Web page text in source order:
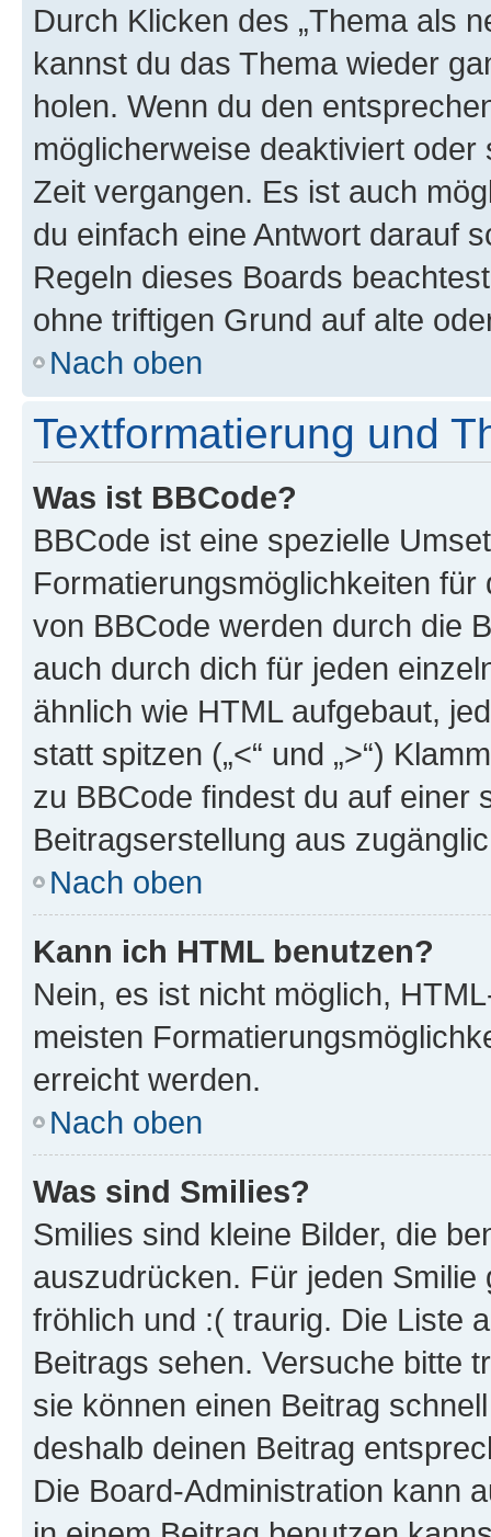
Durch Klicken des „Thema als
kannst du das Thema wieder
holen. Wenn du den
möglicherweise deaktiviert
Zeit vergangen. Es ist auch
du einfach eine Antwort darauf
Regeln dieses Boards
ohne triftigen Grund auf alte
Nach oben
Textformatierung und
Was ist BBCode?
BBCode ist eine spezielle
Formatierungsmöglichkeiten
von BBCode werden durch die
auch durch dich für jeden
ähnlich wie HTML aufgebaut,
statt spitzen („<“ und „>“)
zu BBCode findest du auf einer
Beitragserstellung aus
Nach oben
Kann ich HTML benutzen?
Nein, es ist nicht möglich,
meisten
erreicht werden.
Nach oben
Was sind Smilies?
Smilies sind kleine Bilder, die
auszudrücken. Für jeden
fröhlich und :( traurig. Die Liste
Beitrags sehen. Versuche bitte
sie können einen Beitrag
deshalb deinen Beitrag
Die Board-Administration kann